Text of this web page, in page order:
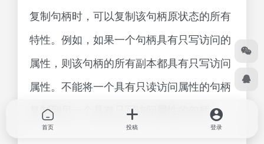
复制句柄时，可以复制该句柄原状态的所有
特性。例如，如果一个句柄具有只写访问的
属性，则该句柄的所有副本都具有只写访问
属性。不能将一个具有只读访问属性的句柄
复制到另一个具有只写访问属性的句柄。
首页 投稿 登录